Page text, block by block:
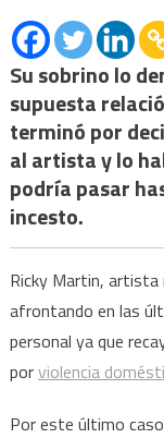
Su sobrino lo
supuesta
terminó por
al artista y lo
podría pasar
incesto.
Ricky Martin, artista
afrontando en las
personal ya que
porviolencia
Por este último